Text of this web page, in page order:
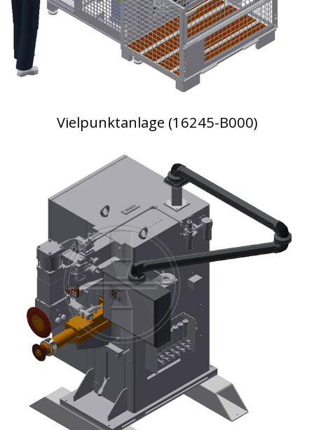
Vielpunktanlage (16245-B000)